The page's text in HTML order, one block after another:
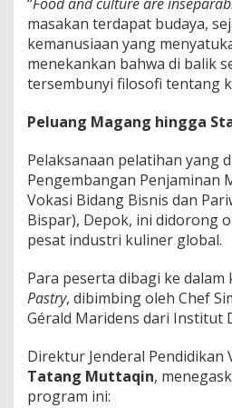
“Food and culture are
masakan terdapat budaya,
kemanusiaan yang
menekankan bahwa di balik
tersembunyi filosofi tentang
Peluang Magang hingga
Pelaksanaan pelatihan yang
Pengembangan Penjaminan
Vokasi Bidang Bisnis dan
Bispar), Depok, ini didorong
pesat industri kuliner global.
Para peserta dibagi ke dalam
Pastry, dibimbing oleh Chef
Gérald Maridens dari Institut
Direktur Jenderal Pendidikan
Tatang Muttaqin,
program ini: